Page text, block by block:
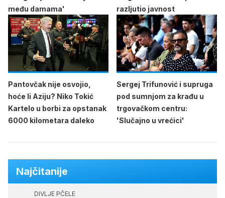
među damama'
razljutio javnost
Pantovčak nije osvojio,
hoće li Aziju? Niko Tokić
Kartelo u borbi za opstanak
6000 kilometara daleko
Sergej Trifunović i supruga
pod sumnjom za krađu u
trgovačkom centru:
'Slučajno u vrećici'
Najčitanije
DIVLJE PČELE